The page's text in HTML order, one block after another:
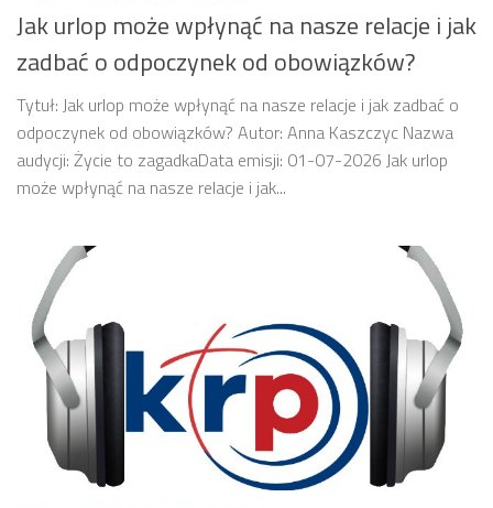
Jak urlop może wpłynąć na nasze relacje i jak
zadbać o odpoczynek od obowiązków?
Tytuł: Jak urlop może wpłynąć na nasze relacje i jak zadbać o
odpoczynek od obowiązków? Autor: Anna Kaszczyc Nazwa
audycji: Życie to zagadkaData emisji: 01-07-2026 Jak urlop
może wpłynąć na nasze relacje i jak...